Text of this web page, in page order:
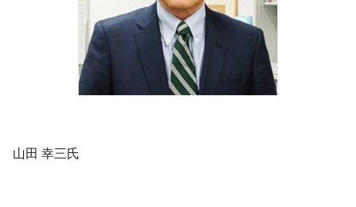
山田 幸三氏